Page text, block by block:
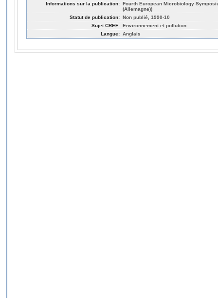
Informations sur la publication: Fourth European Microbiology
(Allemagne))
Statut de publication: Non publié, 1990-10
Sujet CREF: Environnement et pollution
Langue: Anglais